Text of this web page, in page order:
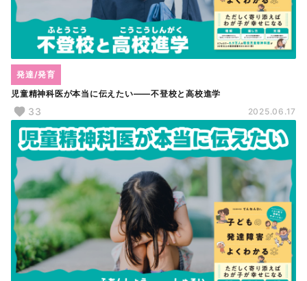
児童精神科医が本当に伝えたい――不登校と高校進学
発達/発育
33 2025.06.17